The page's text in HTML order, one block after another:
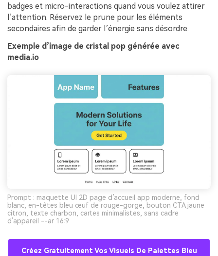
badges et micro-interactions quand vous voulez attirer
l’attention. Réservez le prune pour les éléments
secondaires afin de garder l’énergie sans désordre.
Exemple d’image de cristal pop générée avec
media.io
Prompt : maquette UI 2D page d’accueil app moderne, fond
blanc, en-têtes bleu œuf de rouge-gorge, bouton CTA jaune
citron, texte charbon, cartes minimalistes, sans cadre
d’appareil --ar 16:9
Créez Gratuitement Vos Visuels De Palettes Bleu